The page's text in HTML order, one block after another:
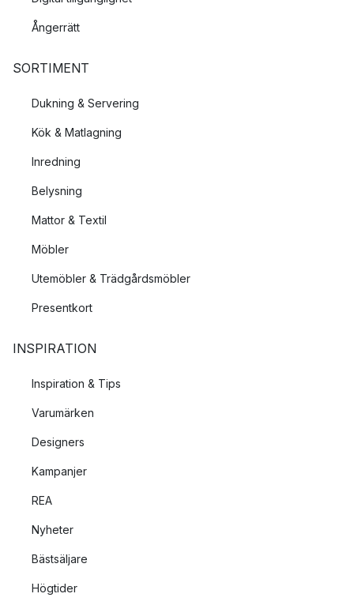
Ångerrätt
SORTIMENT
Dukning & Servering
Kök & Matlagning
Inredning
Belysning
Mattor & Textil
Möbler
Utemöbler & Trädgårdsmöbler
Presentkort
INSPIRATION
Inspiration & Tips
Varumärken
Designers
Kampanjer
REA
Nyheter
Bästsäljare
Högtider